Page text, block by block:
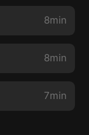
8min
8min
7min